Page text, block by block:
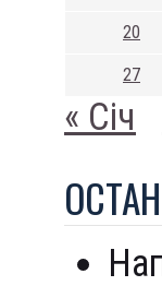
20
27
« Січ